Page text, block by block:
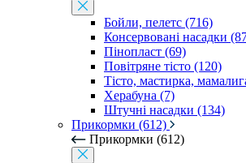
Бойли, пелетс (716)
Консервовані насадки
Пінопласт (69)
Повітряне тісто (120)
Тісто, мастирка,
Херабуна (7)
Штучні насадки (134)
Прикормки (612)
Прикормки (612)